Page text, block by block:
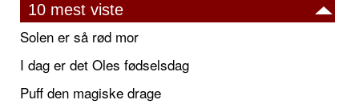
10 mest viste
Solen er så rød mor
I dag er det Oles fødselsdag
Puff den magiske drage